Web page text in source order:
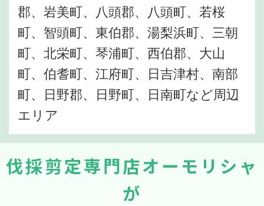
郡、岩美町、八頭郡、八頭町、若桜
町、智頭町、東伯郡、湯梨浜町、三朝
町、北栄町、琴浦町、西伯郡、大山
町、伯耆町、江府町、日吉津村、南部
町、日野郡、日野町、日南町など周辺
エリア
伐採剪定専門店オーモリシャ
が